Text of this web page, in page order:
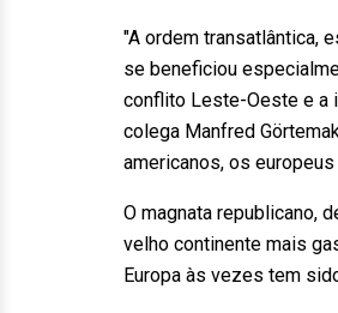
"A ordem transatlântica,
se beneficiou
conflito Leste-Oeste e a
colega Manfred
americanos, os
O magnata republicano,
velho continente mais
Europa às vezes tem